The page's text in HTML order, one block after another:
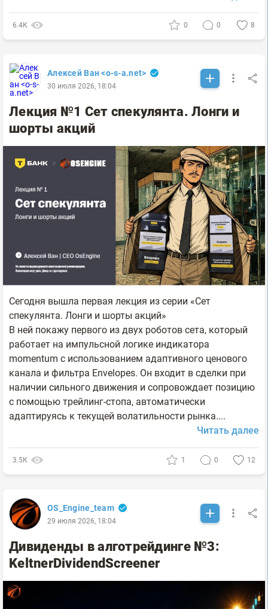
6.4К 0 0 8
Алексей Ван <o-s-a.net>
30 июля 2026, 18:04
Лекция №1 Сет спекулянта. Лонги и
шорты акций
Сегодня вышла первая лекция из серии «Сет
спекулянта. Лонги и шорты акций»
В ней покажу первого из двух роботов сета, который
работает на импульсной логике индикатора
momentum с использованием адаптивного ценового
канала и фильтра Envelopes. Он входит в сделки при
наличии сильного движения и сопровождает позицию
с помощью трейлинг-стопа, автоматически
адаптируясь к текущей волатильности рынка....
Читать далее
3.5К 1 0 12
OS_Engine_team
29 июля 2026, 18:04
Дивиденды в алготрейдинге №3:
KeltnerDividendScreener